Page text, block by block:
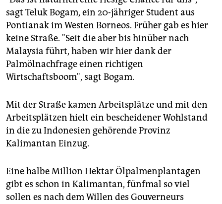
sagt Teluk Bogam, ein 20-jähriger Student aus
Pontianak im Westen Borneos. Früher gab es hier
keine Straße. "Seit die aber bis hinüber nach
Malaysia führt, haben wir hier dank der
Palmölnachfrage einen richtigen
Wirtschaftsboom", sagt Bogam.
Mit der Straße kamen Arbeitsplätze und mit den
Arbeitsplätzen hielt ein bescheidener Wohlstand
in die zu Indonesien gehörende Provinz
Kalimantan Einzug.
Eine halbe Million Hektar Ölpalmenplantagen
gibt es schon in Kalimantan, fünfmal so viel
sollen es nach dem Willen des Gouverneurs